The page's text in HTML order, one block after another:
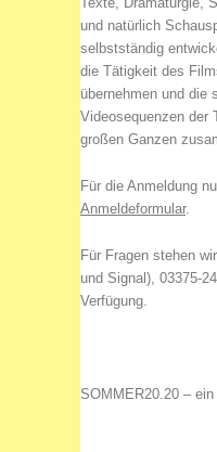
und natürlich
selbstständig
die Tätigkeit des
übernehmen und die
Videosequenzen der
großen Ganzen
Für die Anmeldung
Anmeldeformular.
Für Fragen stehen
und Signal), 03375-
Verfügung.
SOMMER20.20 –